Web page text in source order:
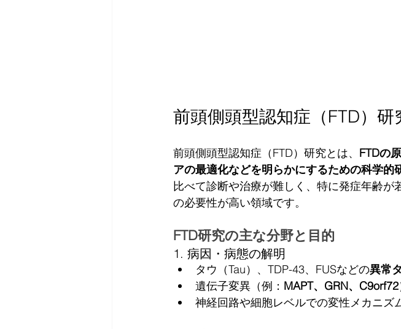
前頭側頭型認知症（FTD）研
前頭側頭型認知症（FTD）研究とは、 FTDの
アの最適化などを明らかにするための科学的
比べて診断や治療が難しく、特に発症年齢
の必要性が高い領域です。
FTD研究の主な分野と目的
1. 病因・病態の解明
タウ（Tau）、TDP-43、FUSなどの異常
遺伝子変異（例： MAPT、GRN、C9orf72
神経回路や細胞レベルでの変性メカニズ